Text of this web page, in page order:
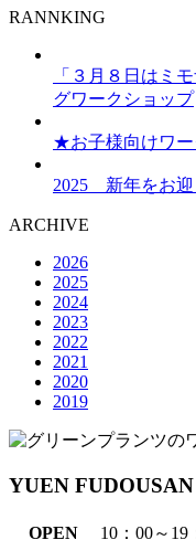
RANNKING
「３月８日はミ
グワークショップ
★お子様向けワ
2025 新年をお迎
ARCHIVE
2026
2025
2024
2023
2022
2021
2020
2019
YUEN
OPEN
10：00～19